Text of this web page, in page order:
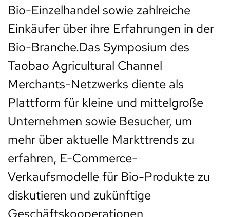
Bio-Einzelhandel sowie zahlreiche
Einkäufer über ihre Erfahrungen in der
Bio-Branche.Das Symposium des
Taobao Agricultural Channel
Merchants-Netzwerks diente als
Plattform für kleine und mittelgroße
Unternehmen sowie Besucher, um
mehr über aktuelle Markttrends zu
erfahren, E-Commerce-
Verkaufsmodelle für Bio-Produkte zu
diskutieren und zukünftige
Geschäftskooperationen